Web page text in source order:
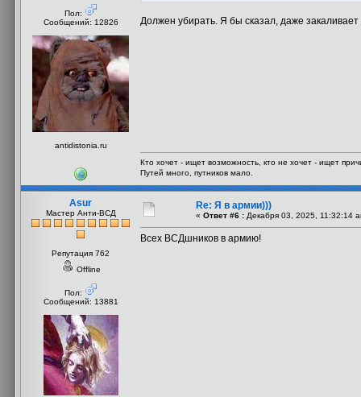
Пол:
Сообщений: 12826
antidistonia.ru
Должен убирать. Я бы сказал, даже закаливает
Кто хочет - ищет возможность, кто не хочет - ищет
Путей много, путников мало.
Asur
Мастер Анти-ВСД
Репутация 762
Offline
Пол:
Сообщений: 13881
Re: Я в армии)))
« Ответ #6 : Декабря 03, 2025, 11:32:14
Всех ВСДшников в армию!